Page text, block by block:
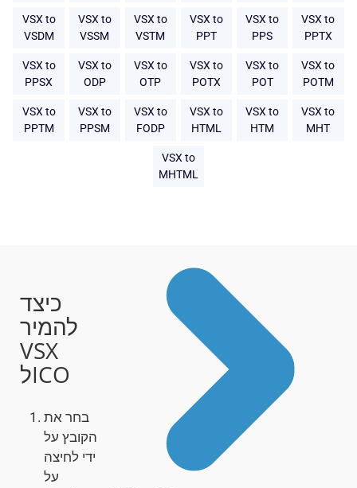
VSX to
VSDM
VSX to
VSSM
VSX to
VSTM
VSX to
PPT
VSX to
PPS
VSX to
PPTX
VSX to
PPSX
VSX to
ODP
VSX to
OTP
VSX to
POTX
VSX to
POT
VSX to
POTM
VSX to
PPTM
VSX to
PPSM
VSX to
FODP
VSX to
HTML
VSX to
HTM
VSX to
MHT
VSX to
MHTML
כיצד
להמיר
VSX
לICO
בחר את
הקובץ על
ידי לחיצה
על